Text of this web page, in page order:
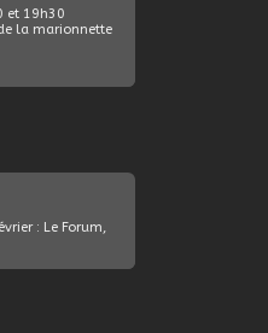
et 19h30
la marionnette
: Le Forum,